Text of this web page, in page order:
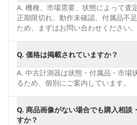
A. 機種、市場需要、状態によって査
正期限切れ、動作未確認、付属品不
ため、まずはお問い合わせください。
Q. 価格は掲載されていますか？
A. 中古計測器は状態・付属品・市場
るため、個別にご案内しています。
Q. 商品画像がない場合でも購入相談
すか？